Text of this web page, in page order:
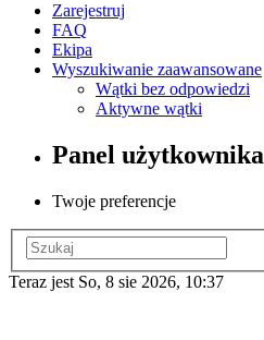
Zarejestruj
FAQ
Ekipa
Wyszukiwanie zaawansowane
Wątki bez odpowiedzi
Aktywne wątki
Panel użytkownika
Twoje preferencje
Teraz jest So, 8 sie 2026, 10:37